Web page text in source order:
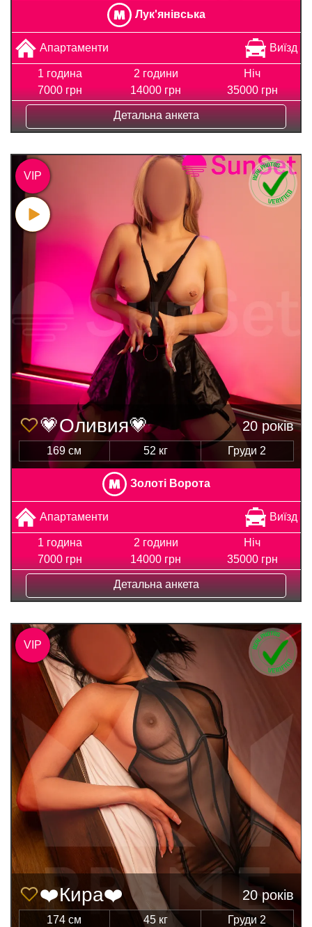
Лук'янівська
Апартаменти Виїзд
1 година
7000 грн
2 години
14000 грн
Ніч
35000 грн
Детальна анкета
💗Оливия💗 20 років
169 см 52 кг Груди 2
Золоті Ворота
Апартаменти Виїзд
1 година
7000 грн
2 години
14000 грн
Ніч
35000 грн
Детальна анкета
VIP
❤️Кира❤️ 20 років
174 см 45 кг Груди 2
VIP